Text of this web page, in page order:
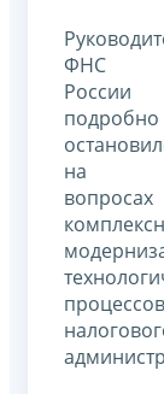
ФНС
России
подробно
на
вопросах
процессов